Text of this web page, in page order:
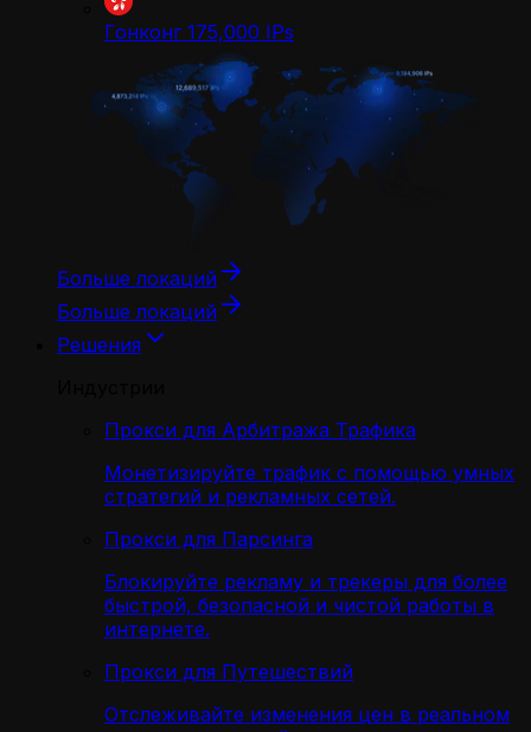
Гонконг 175,000 IPs
Больше локаций
Больше локаций
Решения
Прокси для Арбитража Трафика
Монетизируйте трафик с помощью умных
стратегий и рекламных сетей.
Прокси для Парсинга
Блокируйте рекламу и трекеры для более
быстрой, безопасной и чистой работы в
интернете.
Прокси для Путешествий
Отслеживайте изменения цен в реальном